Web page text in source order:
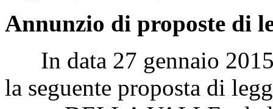
Annunzio di proposte di
In data 27 gennaio 2015
la seguente proposta di